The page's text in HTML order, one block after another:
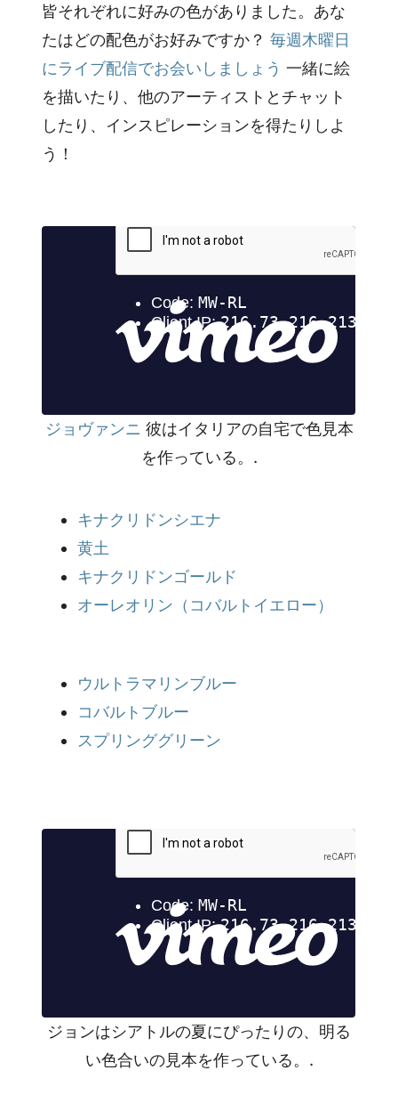
皆それぞれに好みの色がありました。あな
たはどの配色がお好みですか？毎週木曜日
にライブ配信でお会いしましょう 一緒に絵
を描いたり、他のアーティストとチャット
したり、インスピレーションを得たりしよ
う！
ジョヴァンニ 彼はイタリアの自宅で色見本
を作っている。.
キナクリドンシエナ
黄土
キナクリドンゴールド
オーレオリン（コバルトイエロー）
ウルトラマリンブルー
コバルトブルー
スプリンググリーン
ジョンはシアトルの夏にぴったりの、明る
い色合いの見本を作っている。.